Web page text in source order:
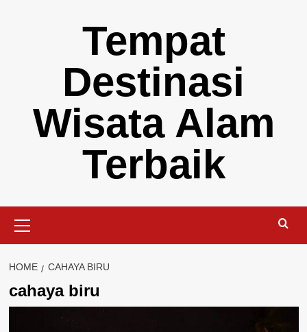
Tempat
Destinasi
Wisata Alam
Terbaik
Menu
HOME CAHAYA BIRU
cahaya biru